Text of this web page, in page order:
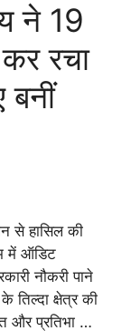
ने 19
कर रचा
बनीं
से हासिल की
में ऑडिट
नौकरी पाने
तिल्दा क्षेत्र की
और प्रतिभा …